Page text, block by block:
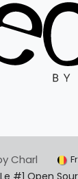
Charl